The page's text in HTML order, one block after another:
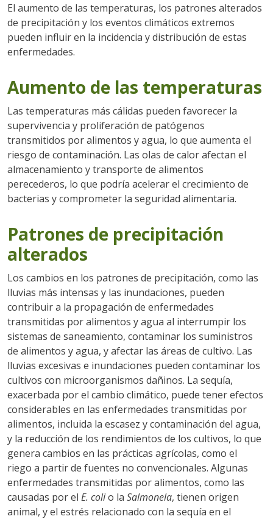
El aumento de las temperaturas, los patrones alterados
de precipitación y los eventos climáticos extremos
pueden influir en la incidencia y distribución de estas
enfermedades.
Aumento de las temperaturas
Las temperaturas más cálidas pueden favorecer la
supervivencia y proliferación de patógenos
transmitidos por alimentos y agua, lo que aumenta el
riesgo de contaminación. Las olas de calor afectan el
almacenamiento y transporte de alimentos
perecederos, lo que podría acelerar el crecimiento de
bacterias y comprometer la seguridad alimentaria.
Patrones de precipitación
alterados
Los cambios en los patrones de precipitación, como las
lluvias más intensas y las inundaciones, pueden
contribuir a la propagación de enfermedades
transmitidas por alimentos y agua al interrumpir los
sistemas de saneamiento, contaminar los suministros
de alimentos y agua, y afectar las áreas de cultivo. Las
lluvias excesivas e inundaciones pueden contaminar los
cultivos con microorganismos dañinos. La sequía,
exacerbada por el cambio climático, puede tener efectos
considerables en las enfermedades transmitidas por
alimentos, incluida la escasez y contaminación del agua,
y la reducción de los rendimientos de los cultivos, lo que
genera cambios en las prácticas agrícolas, como el
riego a partir de fuentes no convencionales. Algunas
enfermedades transmitidas por alimentos, como las
causadas por el E. colio la Salmonela, tienen origen
animal, y el estrés relacionado con la sequía en el